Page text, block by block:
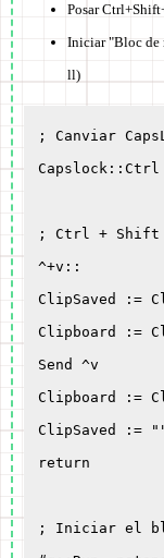
Posar
Iniciar "Bloc de
ll)
; Canviar
Capslock::Ctrl
; Ctrl + Shift
^+v::
ClipSaved :=
Clipboard :=
Send ^v
Clipboard :=
ClipSaved :=
return
; Iniciar el